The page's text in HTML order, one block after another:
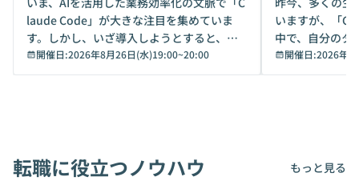
laude Code」が大きな注目を集めていま
す。しかし、いざ導入しようとすると、セ
キュリティ面の懸念や権限管理のハードル
から、気軽に使えないケースも多いのでは
けでなく、想像以上の範囲まで自動化でき
開催日:2026年8月26日(水)19:00~20:00
いますが、「
中で、自分のタ
いいのか」を自
か？ 「なんとなく誰かが良いと言っていた
は、評判では
開催日:2026年8
転職に役立つノウハウ もっと見る